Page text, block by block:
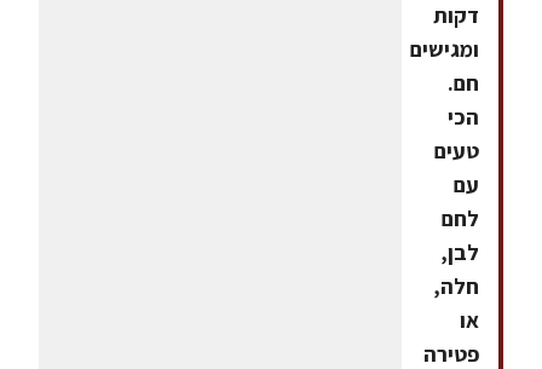
דקות
ומגישים
חם.
הכי
טעים
עם
לחם
לבן,
חלה,
או
פטירה